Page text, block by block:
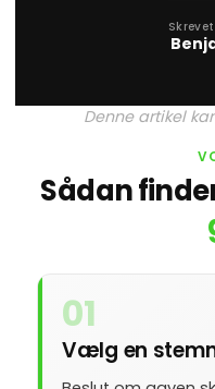
Denne artikel
Sådan
01
Vælg en